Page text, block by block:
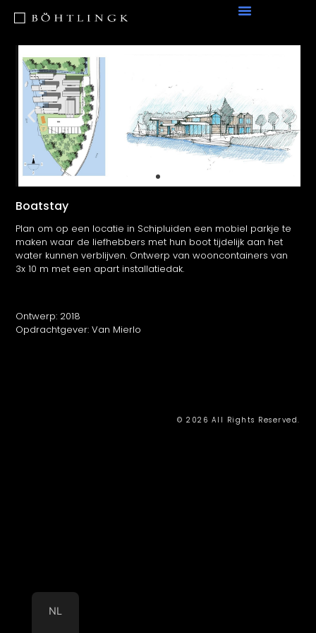
Boatstay
Plan om op een locatie in Schipluiden een mobiel parkje te
maken waar de liefhebbers met hun boot tijdelijk aan het
water kunnen verblijven. Ontwerp van wooncontainers van
3x 10 m met een apart installatiedak.
Ontwerp: 2018
Opdrachtgever: Van Mierlo
© 2026 All Rights Reserved.
NL